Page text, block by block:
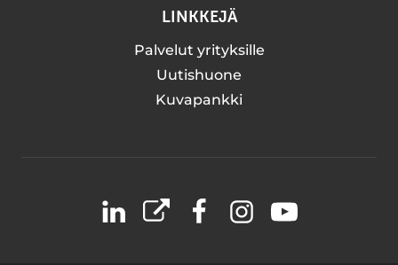
LINKKEJÄ
Palvelut yrityksille
Uutishuone
Kuvapankki
LinkedIn
X FacebookInstagramYouTube